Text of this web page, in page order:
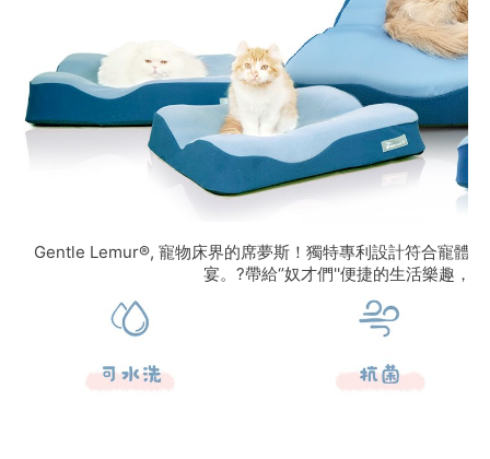
宴。?帶給‘’奴才們''便捷的生活樂趣，?